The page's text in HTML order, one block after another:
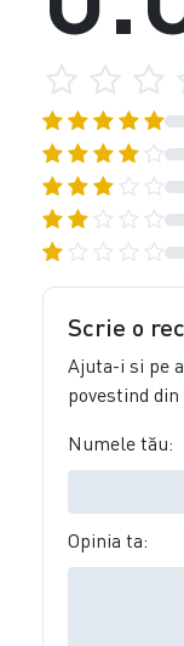
Scrie o
Ajuta-i si pe
povestind
Numele tău:
Opinia ta: